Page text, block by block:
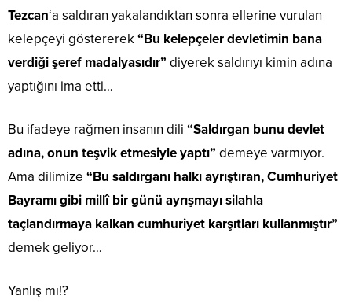
Tezcan‘a saldıran yakalandıktan sonra ellerine vurulan
kelepçeyi göstererek“Bu kelepçeler devletimin bana
verdiği şeref madalyasıdır” diyerek saldırıyı kimin adına
yaptığını ima etti…
Bu ifadeye rağmen insanın dili “Saldırgan bunu devlet
adına, onun teşvik etmesiyle yaptı” demeye varmıyor.
Ama dilimize “Bu saldırganı halkı ayrıştıran, Cumhuriyet
Bayramı gibi millî bir günü ayrışmayı silahla
taçlandırmaya kalkan cumhuriyet karşıtları kullanmıştır”
demek geliyor…
Yanlış mı!?